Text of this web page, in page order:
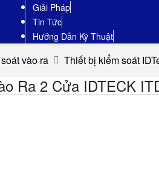
Giải Pháp
Tin Tức
Hướng Dẫn Kỹ Thuật
vào ra Thiết bị kiểm soát
Ra 2 Cửa IDTECK